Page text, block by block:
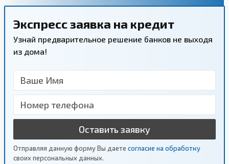
Экспресс заявка на кредит
Узнай предварительное решение банков не выходя
из дома!
Оставить заявку
Отправляя данную форму Вы даете согласие на обработку
своих персональных данных.